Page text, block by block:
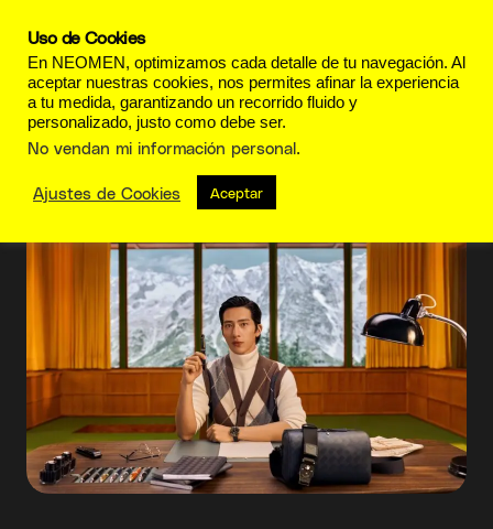
Sfumato
Uso de Cookies
En NEOMEN, optimizamos cada detalle de tu navegación. Al
aceptar nuestras cookies, nos permites afinar la experiencia
a tu medida, garantizando un recorrido fluido y
personalizado, justo como debe ser.
No vendan mi información personal.
Ajustes de Cookies Aceptar